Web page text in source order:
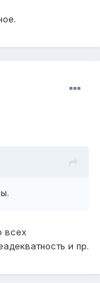
всех
и пр.